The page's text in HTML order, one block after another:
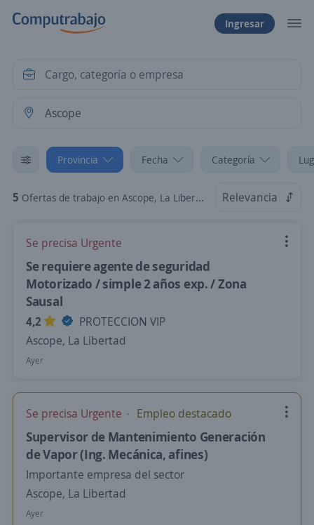
Ingresar
Provincia Fecha Categoría
5 Ofertas de trabajo en Ascope, La Libertad Relevancia
Se precisa Urgente
Se requiere agente de seguridad
Motorizado / simple 2 años exp. / Zona
Sausal
4,2
PROTECCION VIP
Ascope, La Libertad
Ayer
Se precisa Urgente Empleo destacado
Supervisor de Mantenimiento Generación
de Vapor (Ing. Mecánica, afines)
Importante empresa del sector
Ascope, La Libertad
Ayer